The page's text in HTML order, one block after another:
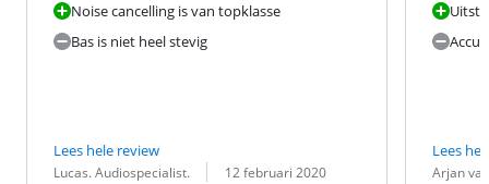
Noise cancelling is van topklasse
Bas is niet heel stevig
Lees hele review
Beoordeling door:
Lucas. Audiospecialist.
Datum: 12 februari 2020
Lees
Arjan
Datum: